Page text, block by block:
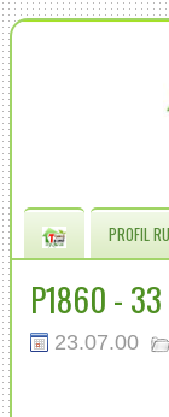
PROFIL
P1860 -
23.07.00